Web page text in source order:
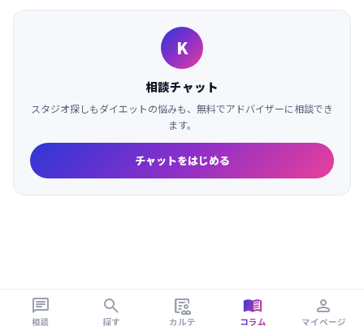
K
相談チャット
スタジオ探しもダイエットの悩みも、無料でアドバイザーに相談でき
ます。
チャットをはじめる

相談

探す

カルテ

コラム

マイページ